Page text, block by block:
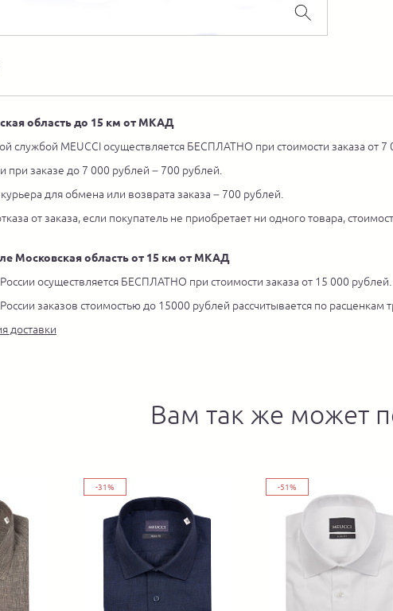
область до 15 км от МКАД
службой MEUCCI осуществляется БЕСПЛАТНО при стоимости заказа от 7
при заказе до 7 000 рублей – 700 рублей.
для обмена или возврата заказа – 700 рублей.
от заказа, если покупатель не приобретает ни одного товара,
Московская область от 15 км от МКАД
осуществляется БЕСПЛАТНО при стоимости заказа от 15 000 рублей.
заказов стоимостью до 15000 рублей рассчитывается по
доставки
Вам так же может
-31% -51%